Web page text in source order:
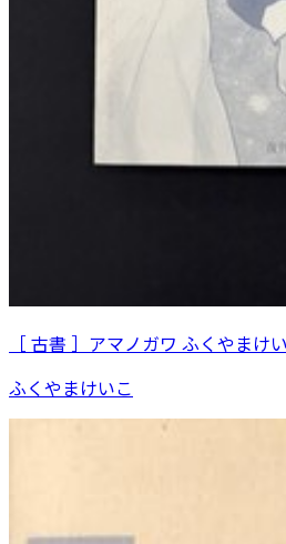
［ 古書 ］アマノガワ ふくやま
ふくやまけいこ